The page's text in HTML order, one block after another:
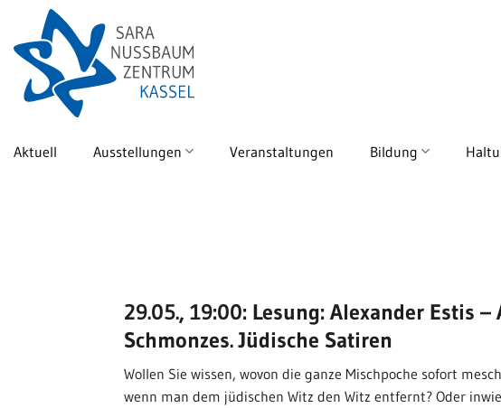
content
Aktuell Ausstellungen Veranstaltungen Bildung
29.05., 19:00: Lesung: Alexander Estis
Schmonzes. Jüdische Satiren
Wollen Sie wissen, wovon die ganze Mischpoche sofort
wenn man dem jüdischen Witz den Witz entfernt? Oder